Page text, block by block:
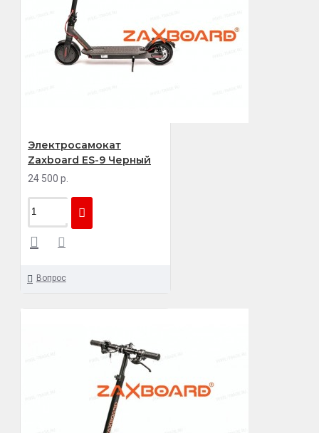
Электросамокат
Zaxboard ES-9 Черный
24 500 р.
Вопрос